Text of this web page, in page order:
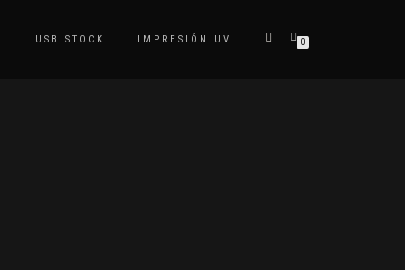
USB STOCK IMPRESIÓN UV 0